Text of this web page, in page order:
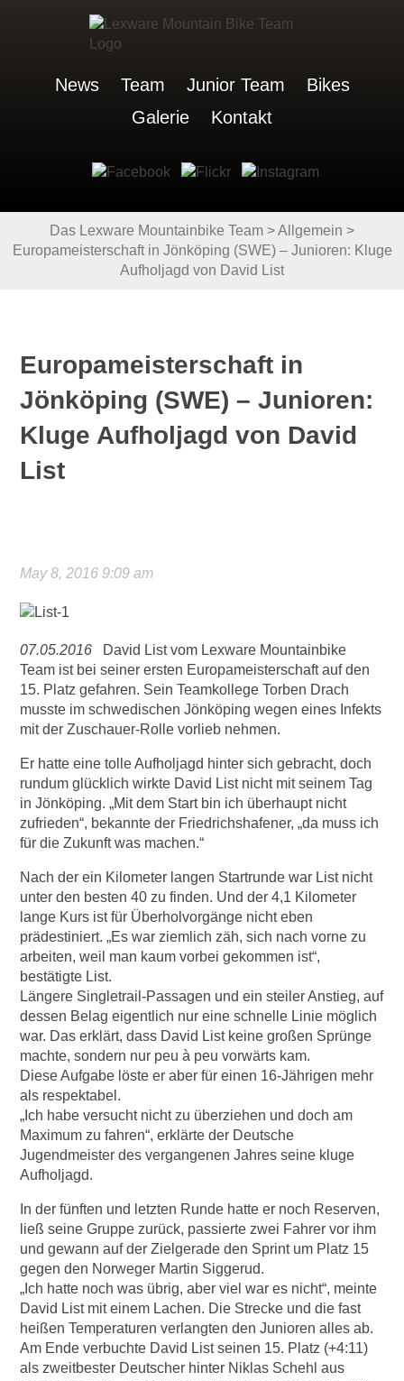
News Team Junior Team
Bikes
Galerie
Kontakt
Das Lexware Mountainbike Team >Allgemein >
Europameisterschaft in Jönköping (SWE) – Junioren: Kluge
Aufholjagd von David List
Europameisterschaft in
Jönköping (SWE) – Junioren:
Kluge Aufholjagd von David
List
May 8, 2016 9:09 am
07.05.2016
David List vom Lexware Mountainbike
Team ist bei seiner ersten Europameisterschaft auf den
15. Platz gefahren. Sein Teamkollege Torben Drach
musste im schwedischen Jönköping wegen eines Infekts
mit der Zuschauer-Rolle vorlieb nehmen.
Er hatte eine tolle Aufholjagd hinter sich gebracht, doch
rundum glücklich wirkte David List nicht mit seinem Tag
in Jönköping. „Mit dem Start bin ich überhaupt nicht
zufrieden“, bekannte der Friedrichshafener, „da muss ich
für die Zukunft was machen.“
Nach der ein Kilometer langen Startrunde war List nicht
unter den besten 40 zu finden. Und der 4,1 Kilometer
lange Kurs ist für Überholvorgänge nicht eben
prädestiniert. „Es war ziemlich zäh, sich nach vorne zu
arbeiten, weil man kaum vorbei gekommen ist“,
bestätigte List.
Längere Singletrail-Passagen und ein steiler Anstieg, auf
dessen Belag eigentlich nur eine schnelle Linie möglich
war. Das erklärt, dass David List keine großen Sprünge
machte, sondern nur peu à peu vorwärts kam.
Diese Aufgabe löste er aber für einen 16-Jährigen mehr
als respektabel.
„Ich habe versucht nicht zu überziehen und doch am
Maximum zu fahren“, erklärte der Deutsche
Jugendmeister des vergangenen Jahres seine kluge
Aufholjagd.
In der fünften und letzten Runde hatte er noch Reserven,
ließ seine Gruppe zurück, passierte zwei Fahrer vor ihm
und gewann auf der Zielgerade den Sprint um Platz 15
gegen den Norweger Martin Siggerud.
„Ich hatte noch was übrig, aber viel war es nicht“, meinte
David List mit einem Lachen. Die Strecke und die fast
heißen Temperaturen verlangten den Junioren alles ab.
Am Ende verbuchte David List seinen 15. Platz (+4:11)
als zweitbester Deutscher hinter Niklas Schehl aus